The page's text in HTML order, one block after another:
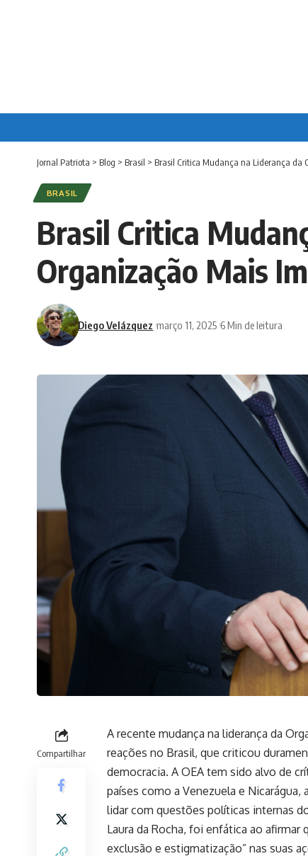
Jornal Patriota > Blog > Brasil > Brasil Critica Mudança na Liderança da
BRASIL
Brasil Critica
Organização Mais
Diego Velázquez março 11, 2025 6 Min de leitura
Compartilhar
A recente mudança na liderança da
reações no Brasil, que criticou
democracia. A OEA tem sido alvo de
países como a Venezuela e
lidar com questões políticas internas
Laura da Rocha, foi enfática ao
exclusão e estigmatização” nas suas